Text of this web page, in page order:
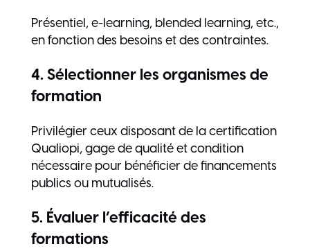
Présentiel, e-learning, blended learning, etc.,
en fonction des besoins et des contraintes.
4. Sélectionner les organismes de
formation
Privilégier ceux disposant de la certification
Qualiopi, gage de qualité et condition
nécessaire pour bénéficier de financements
publics ou mutualisés.
5. Évaluer l’efficacité des
formations